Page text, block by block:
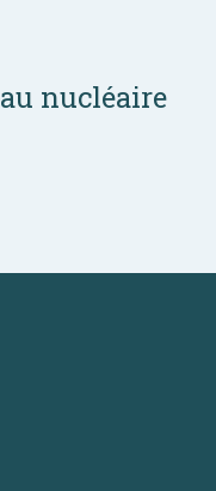
nucléaire